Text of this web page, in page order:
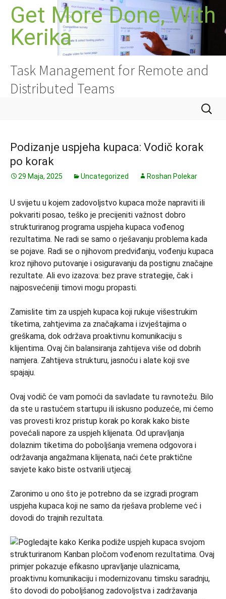
sadržaj
Get More Done, With
Kerika
Task Management for Remote and
Distributed Teams
Podizanje uspjeha kupaca: Vodič korak
po korak
29 Maja, 2025 Uncategorized Roshan Polekar
U svijetu u kojem zadovoljstvo kupaca može napraviti ili
pokvariti posao, teško je precijeniti važnost dobro
strukturiranog programa uspjeha kupaca vođenog
rezultatima. Ne radi se samo o rješavanju problema kada
se pojave. Radi se o njihovom predviđanju, vođenju kupaca
kroz njihovo putovanje i osiguravanju da postignu značajne
rezultate. Ali evo izazova: bez prave strategije, čak i
najposvećeniji timovi mogu propasti.
Zamislite tim za uspjeh kupaca koji rukuje višestrukim
tiketima, zahtjevima za značajkama i izvještajima o
greškama, dok održava proaktivnu komunikaciju s
klijentima. Ovaj čin balansiranja zahtijeva više od dobrih
namjera. Zahtijeva strukturu, jasnoću i alate koji sve
spajaju.
Ovaj vodič će vam pomoći da savladate tu ravnotežu. Bilo
da ste u rastućem startupu ili iskusno poduzeće, mi ćemo
vas provesti kroz pristup korak po korak kako biste
povećali napore za uspjeh klijenata. Od upravljanja
dolaznim tiketima do poboljšanja vremena odgovora i
održavanja angažmana klijenata, naći ćete praktične
savjete kako biste ostvarili utjecaj.
Zaronimo u ono što je potrebno da se izgradi program
uspjeha kupaca koji ne samo da rješava probleme već i
dovodi do trajnih rezultata.